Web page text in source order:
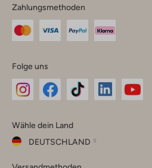
Zahlungsmethoden
Folge uns
Instagram
Facebook
TikTok
Wähle dein Land
DEUTSCHLAND